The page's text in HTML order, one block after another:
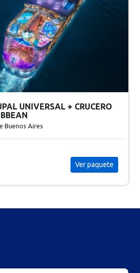
BOREAL EN LAPONIA CON
GRUPAL
Ver paquete